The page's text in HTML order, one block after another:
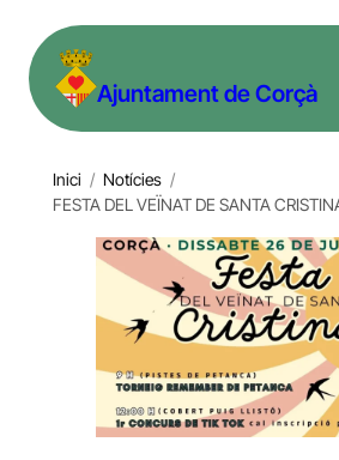
contingut Ajuntament de Corçà
Inici / Notícies /
FESTA DEL VEÏNAT DE SANTA